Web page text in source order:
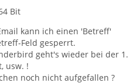
Bit
kann ich einen 'Betreff'
Feld gesperrt.
geht's wieder bei der 1.
usw. !
noch nicht aufgefallen ?